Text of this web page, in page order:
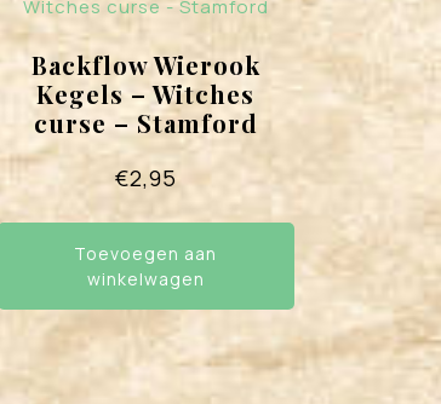
Backflow Wierook
Kegels – Witches
curse – Stamford
€2,95
Toevoegen aan
winkelwagen